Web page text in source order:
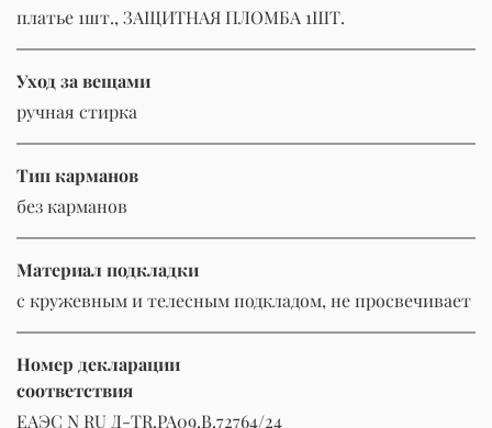
платье 1шт., ЗАЩИТНАЯ ПЛОМБА 1ШТ.
Уход за вещами
ручная стирка
Тип карманов
без карманов
Материал подкладки
с кружевным и телесным подкладом, не просвечивает
Номер декларации
соответствия
ЕАЭС N RU Д-TR.РА09.В.72764/24